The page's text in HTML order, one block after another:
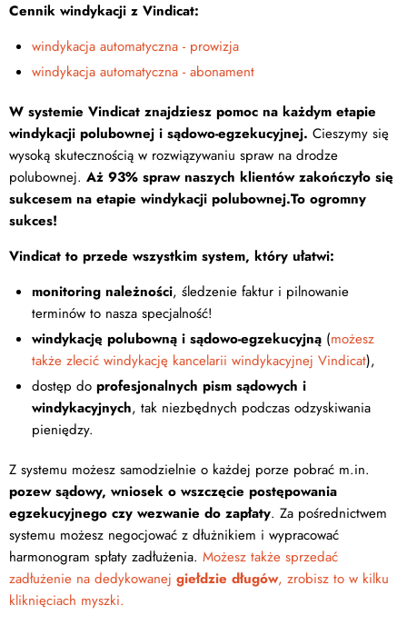
Cennik windykacji z Vindicat:
windykacja automatyczna - prowizja
windykacja automatyczna - abonament
W systemie Vindicat znajdziesz pomoc na każdym etapie
windykacji polubownej i sądowo-egzekucyjnej. Cieszymy się
wysoką skutecznością w rozwiązywaniu spraw na drodze
polubownej. Aż 93% spraw naszych klientów zakończyło się
sukcesem na etapie windykacji polubownej.To ogromny
sukces!
Vindicat to przede wszystkim system, który ułatwi:
monitoring należności, śledzenie faktur i pilnowanie
terminów to nasza specjalność!
windykację polubowną i sądowo-egzekucyjną (możesz
także zlecić windykację kancelarii windykacyjnej Vindicat),
dostęp do profesjonalnych pism sądowych i
windykacyjnych, tak niezbędnych podczas odzyskiwania
pieniędzy.
Z systemu możesz samodzielnie o każdej porze pobrać m.in.
pozew sądowy, wniosek o wszczęcie postępowania
egzekucyjnego czy wezwanie do zapłaty. Za pośrednictwem
systemu możesz negocjować z dłużnikiem i wypracować
harmonogram spłaty zadłużenia. Możesz także sprzedać
zadłużenie na dedykowanej giełdzie długów, zrobisz to w kilku
kliknięciach myszki.